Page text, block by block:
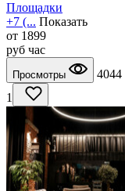
Площадки
+7 (... Показать
от 1899
руб час
Просмотры
4044
1